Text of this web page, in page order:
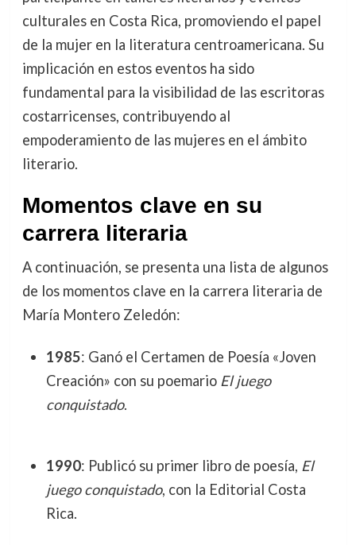
culturales en Costa Rica, promoviendo el papel
de la mujer en la literatura centroamericana. Su
implicación en estos eventos ha sido
fundamental para la visibilidad de las escritoras
costarricenses, contribuyendo al
empoderamiento de las mujeres en el ámbito
literario.
Momentos clave en su
carrera literaria
A continuación, se presenta una lista de algunos
de los momentos clave en la carrera literaria de
María Montero Zeledón:
1985: Ganó el Certamen de Poesía «Joven
Creación» con su poemario El juego
conquistado.
1990: Publicó su primer libro de poesía, El
juego conquistado, con la Editorial Costa
Rica.